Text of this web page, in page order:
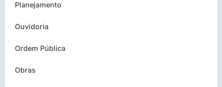
Planejamento
Ouvidoria
Ordem Pública
Obras